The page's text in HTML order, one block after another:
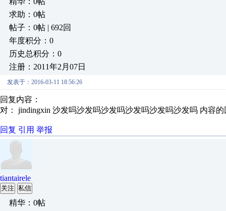
求助：0帖
帖子：0帖 | 692回
年度积分：0
历史总积分：0
注册：2011年2月07日
发表于：2016-03-11 18:56:26
回复内容：
对： jindingxin 沙发吗沙发吗沙发吗沙发吗沙发吗沙发吗 内容
回复 引用 举报
tiantairele
关注 私信
精华：0帖